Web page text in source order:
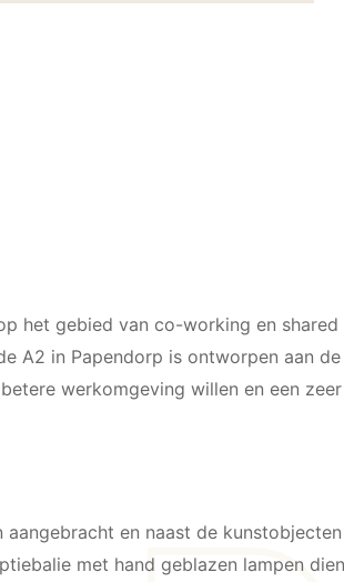
het gebied van co-working en shared
A2 in Papendorp is ontworpen aan
werkomgeving willen en een
en naast de
met hand geblazen lampen